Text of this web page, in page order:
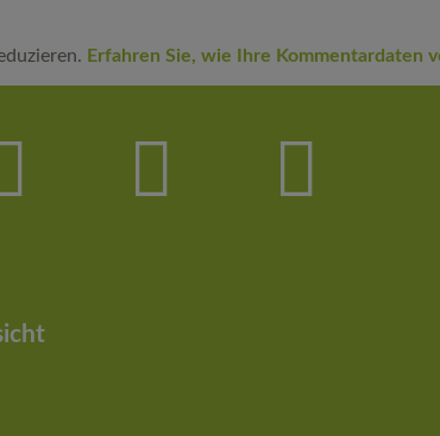
Erfahren Sie, wie Ihre Kommentardaten